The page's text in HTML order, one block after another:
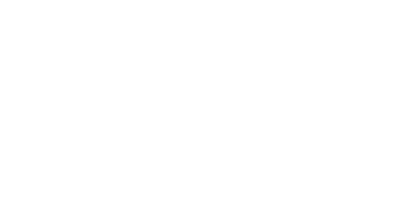
Zwecken verarbeitet:
der Website,
Website,
sowie
ist Art. 6 Abs. 1 S. 1 lit. f DSGVO. Unser berechtigtes
die erhobenen Daten zu dem Zweck, Rückschlüsse
Website Cookies sowie Analysedienste ein. Nähere